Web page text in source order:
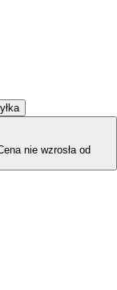
nie wzrosła od